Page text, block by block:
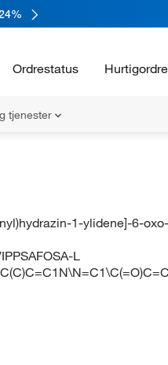
Ordrestatus Hurtigordre
tjenester
1-ylidene]-6-
L